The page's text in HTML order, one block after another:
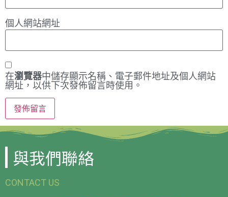
個人網站網址
在瀏覽器中儲存顯示名稱、電子郵件地址及個人網站
網址，以供下次發佈留言時使用。
與我們聯絡
CONTACT US